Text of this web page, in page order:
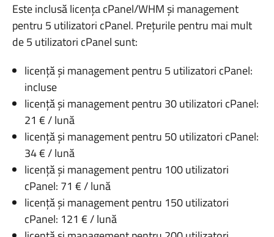
Este inclusă licența cPanel/WHM și management
pentru 5 utilizatori cPanel. Prețurile pentru mai mult
de 5 utilizatori cPanel sunt:
licență și management pentru 5 utilizatori cPanel:
incluse
licență și management pentru 30 utilizatori cPanel:
21 € / lună
licență și management pentru 50 utilizatori cPanel:
34 € / lună
licență și management pentru 100 utilizatori
cPanel: 71 € / lună
licență și management pentru 150 utilizatori
cPanel: 121 € / lună